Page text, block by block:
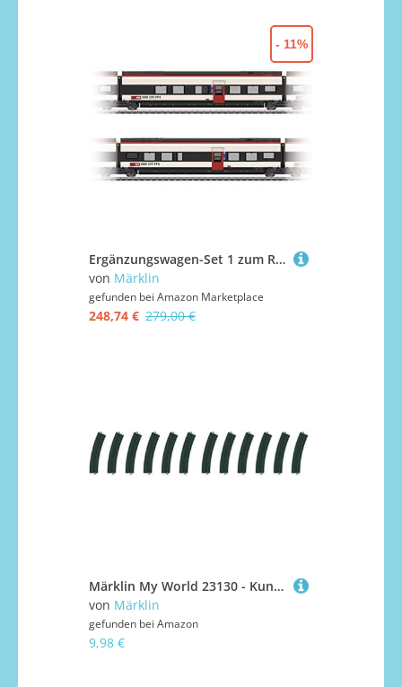
Ergänzungswagen-Set 1 zum Rabe 501 Giruno
von Märklin
gefunden bei Amazon Marketplace
248,74 € 279,00 €
- 11%
Märklin My World 23130 - Kunststoffgleise gebogen R1 : 360 mm/30º (Inhalt: 6 Gleise) (Packung mit 2)
von Märklin
gefunden bei Amazon
9,98 €